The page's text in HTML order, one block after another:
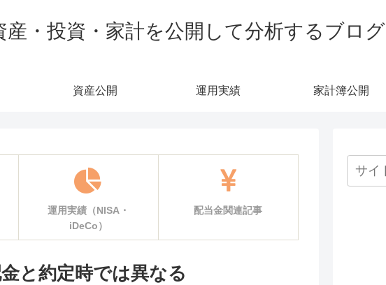
産・投資・家計を公開して分析するブログ
資産公開 運用実績 家計簿公開
運用実績（NISA・
iDeCo）
配当金関連記事
と約定時では異なる